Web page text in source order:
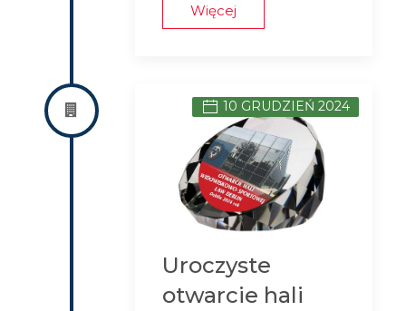
Więcej
Uroczyste
otwarcie hali
10 GRUDZIEŃ 2024